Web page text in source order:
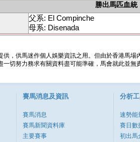
勝出馬匹血統
父系: El Compinche
母系: Disenada
供，供馬迷作個人娛樂資訊之用。但由於香港馬
一切努力務求有關資料盡可能準確，馬會就此並
賽馬消息及資訊
賽馬消息
賽馬新聞資料庫
主要賽事
分析
速勢能
賽日數
初出馬